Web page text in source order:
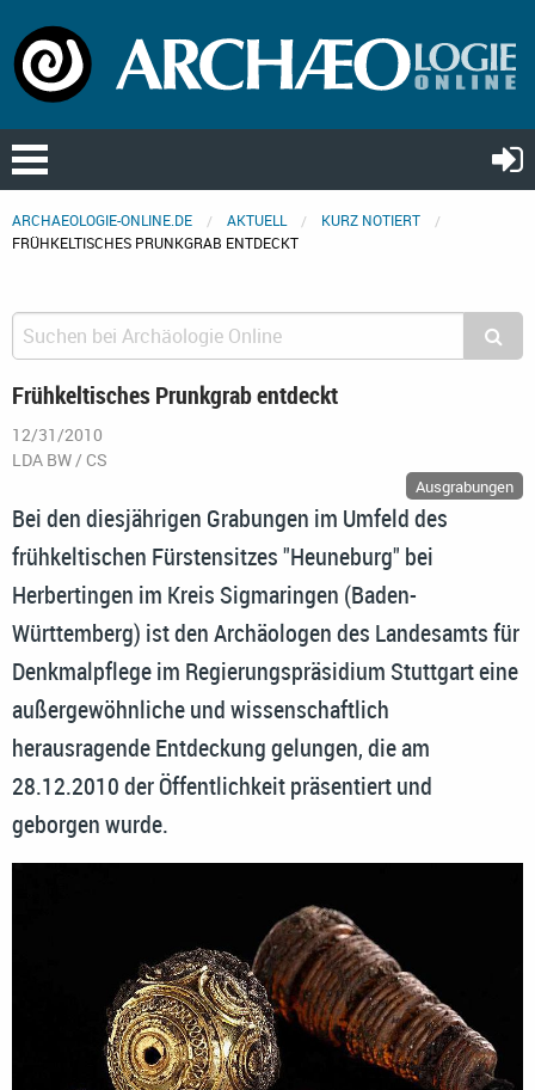
ARCHAEOLOGIE-ONLINE.DE AKTUELL
KURZ NOTIERT
FRÜHKELTISCHES PRUNKGRAB ENTDECKT
Frühkeltisches Prunkgrab entdeckt
12/31/2010
LDA BW / CS
Ausgrabungen
Bei den diesjährigen Grabungen im Umfeld des
frühkeltischen Fürstensitzes "Heuneburg" bei
Herbertingen im Kreis Sigmaringen (Baden-
Württemberg) ist den Archäologen des Landesamts für
Denkmalpflege im Regierungspräsidium Stuttgart eine
außergewöhnliche und wissenschaftlich
herausragende Entdeckung gelungen, die am
28.12.2010 der Öffentlichkeit präsentiert und
geborgen wurde.